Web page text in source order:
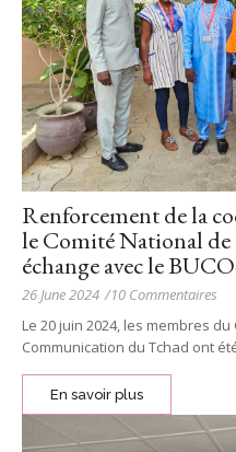
Renforcement de la
le Comité National
échange avec le
26 June 2024 /10 Commentaires
Le 20 juin 2024, les membres
Communication du Tchad ont
En savoir plus